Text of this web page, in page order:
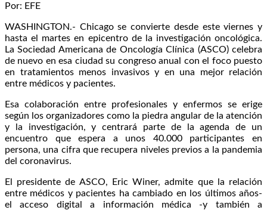
Por: EFE
WASHINGTON.- Chicago se convierte desde este viernes y
hasta el martes en epicentro de la investigación oncológica.
La Sociedad Americana de Oncología Clínica (ASCO) celebra
de nuevo en esa ciudad su congreso anual con el foco puesto
en tratamientos menos invasivos y en una mejor relación
entre médicos y pacientes.
Esa colaboración entre profesionales y enfermos se erige
según los organizadores como la piedra angular de la atención
y la investigación, y centrará parte de la agenda de un
encuentro que espera a unos 40.000 participantes en
persona, una cifra que recupera niveles previos a la pandemia
del coronavirus.
El presidente de ASCO, Eric Winer, admite que la relación
entre médicos y pacientes ha cambiado en los últimos años-
el acceso digital a información médica -y también a